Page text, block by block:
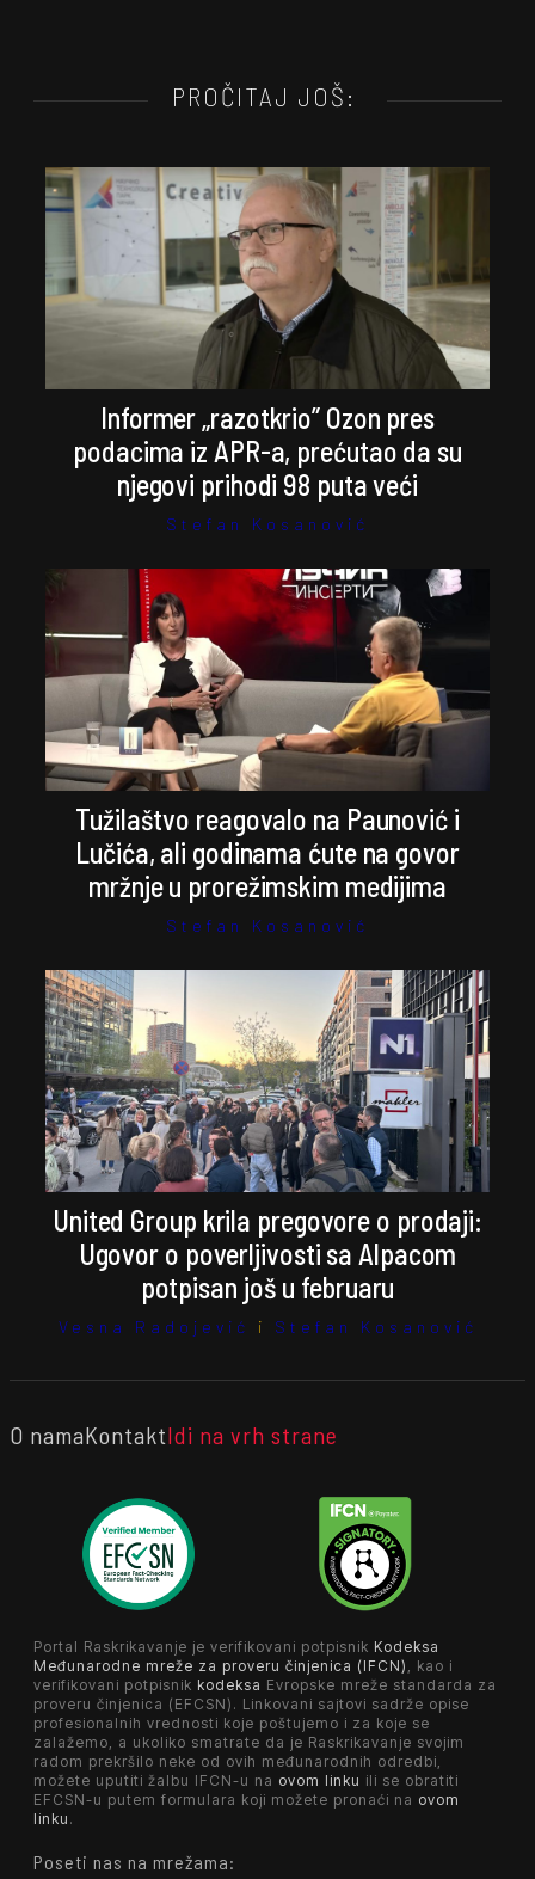
PROČITAJ JOŠ:
Informer „razotkrio” Ozon pres
podacima iz APR-a, prećutao da su
njegovi prihodi 98 puta veći
Stefan Kosanović
Tužilaštvo reagovalo na Paunović i
Lučića, ali godinama ćute na govor
mržnje u prorežimskim medijima
Stefan Kosanović
United Group krila pregovore o prodaji:
Ugovor o poverljivosti sa Alpacom
potpisan još u februaru
Vesna Radojević i Stefan Kosanović
O namaKontaktIdi na vrh strane
Portal Raskrikavanje je verifikovani potpisnik Kodeksa
Međunarodne mreže za proveru činjenica (IFCN) , kao i
verifikovani potpisnik kodeksa Evropske mreže standarda za
proveru činjenica (EFCSN). Linkovani sajtovi sadrže opise
profesionalnih vrednosti koje poštujemo i za koje se
zalažemo, a ukoliko smatrate da je Raskrikavanje svojim
radom prekršilo neke od ovih međunarodnih odredbi,
možete uputiti žalbu IFCN-u na ovom linku ili se obratiti
EFCSN-u putem formulara koji možete pronaći na ovom
linku .
Poseti nas na mrežama: